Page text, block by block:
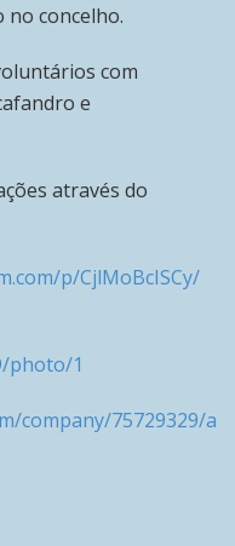
concelho.
com
e
através do
p/CjlMoBcISCy/
photo/1
company/75729329/